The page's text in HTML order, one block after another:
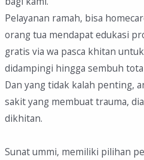
Pelayanan ramah, bisa
orang tua mendapat edukasi
gratis via wa pasca khitan
didampingi hingga sembuh
Dan yang tidak kalah penting,
sakit yang membuat trauma,
dikhitan.
Sunat ummi, memiliki pilihan